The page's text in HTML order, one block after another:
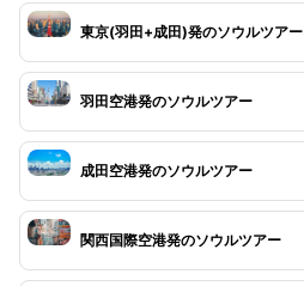
東京(羽田+成田)発のソウルツアー
羽田空港発のソウルツアー
成田空港発のソウルツアー
関西国際空港発のソウルツアー